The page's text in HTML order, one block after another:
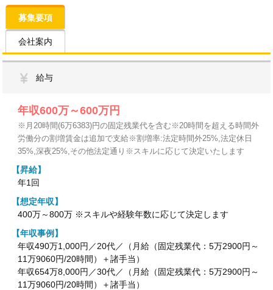
募集要項
会社案内
給与
年収600万～600万円
※月20時間(6万6383)円の固定残業代を含む※20時間を超える時間外
労働分の割増賃金は追加で支給※割増率:法定時間外25%,法定休日
35%,深夜25%,その他法定通り※スキルに応じて決定いたします
【昇給】
年1回
【想定年収】
400万～800万 ※スキルや経験年数に応じて決定します
【年収事例】
年収490万1,000円／20代／（月給（固定残業代：5万2900円～
11万9060円/20時間）＋諸手当）
年収654万8,000円／30代／（月給（固定残業代：5万2900円～
11万9060円/20時間）＋諸手当）